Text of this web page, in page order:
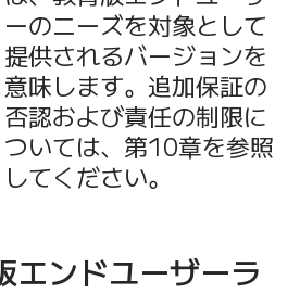
ーのニーズを対象として
提供されるバージョンを
意味します。追加保証の
否認および責任の制限に
ついては、第10章を参照
してください。
エンドユーザーラ